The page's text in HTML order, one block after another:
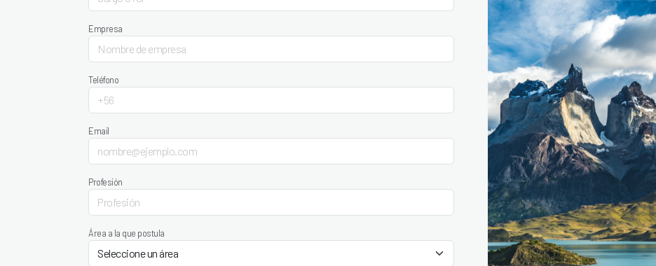
Empresa
Teléfono
Email
Profesión
Área a la que postula